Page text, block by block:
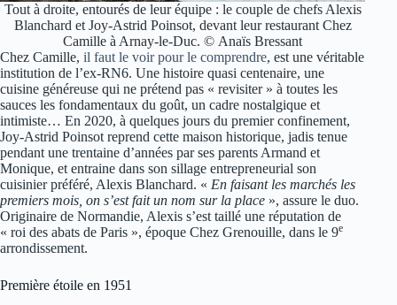
Tout à droite, entourés de leur équipe : le couple de chefs Alexis
Blanchard et Joy-Astrid Poinsot, devant leur restaurant Chez
Camille à Arnay-le-Duc. © Anaïs Bressant
Chez Camille, il faut le voir pour le comprendre, est une véritable
institution de l’ex-RN6. Une histoire quasi centenaire, une
cuisine généreuse qui ne prétend pas « revisiter » à toutes les
sauces les fondamentaux du goût, un cadre nostalgique et
intimiste… En 2020, à quelques jours du premier confinement,
Joy-Astrid Poinsot reprend cette maison historique, jadis tenue
pendant une trentaine d’années par ses parents Armand et
Monique, et entraine dans son sillage entrepreneurial son
cuisinier préféré, Alexis Blanchard. « En faisant les marchés les
premiers mois, on s’est fait un nom sur la place », assure le duo.
Originaire de Normandie, Alexis s’est taillé une réputation de
« roi des abats de Paris », époque Chez Grenouille, dans le 9e
arrondissement.
Première étoile en 1951